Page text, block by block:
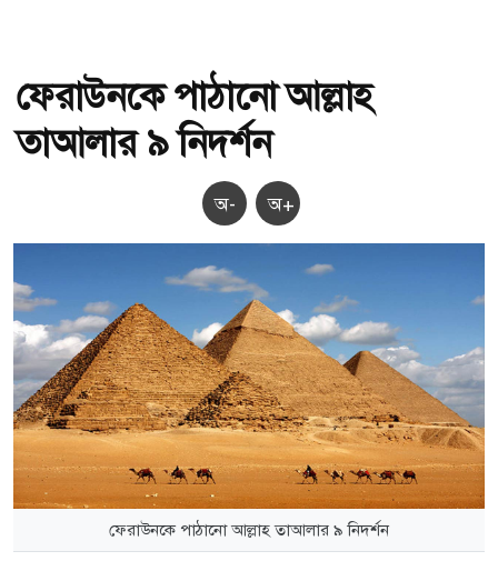
ফেরাউনকে পাঠানো আল্লাহ
তাআলার ৯ নিদর্শন
অ- অ+
ফেরাউনকে পাঠানো আল্লাহ তাআলার ৯ নিদর্শন